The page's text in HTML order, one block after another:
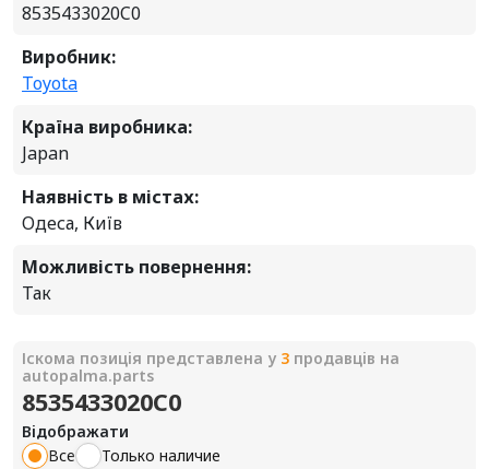
8535433020C0
Виробник:
Toyota
Країна виробника:
Japan
Наявність в містах:
Одеса, Київ
Можливість повернення:
Так
Іскома позиція представлена у 3 продавців на
autopalma.parts
8535433020C0
Відображати
Все
Только наличие